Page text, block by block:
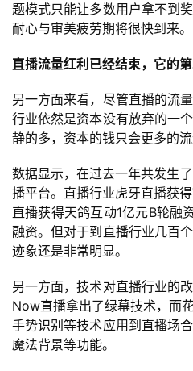
机
游
闲
游
戏
2
0
2
5
十
三
届
金
题模式只能让多数用户拿不到
耐心与审美疲劳期将很快到来。
直播流量红利已经结束，它的第
另一方面来看，尽管直播的流
行业依然是资本没有放弃的一
静的多，资本的钱只会更多的流
数据显示，在过去一年共发生
播平台。直播行业虎牙直播获
直播获得天鸽互动1亿元B轮融
融资。但对于到直播行业几百
迹象还是非常明显。
另一方面，技术对直播行业的
Now直播拿出了绿幕技术，而
手势识别等技术应用到直播场
魔法背景等功能。